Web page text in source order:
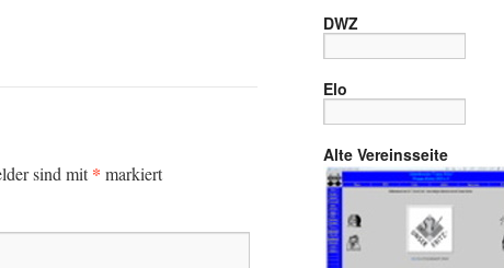
sind mit* markiert
DWZ
Elo
Alte Vereinsseite